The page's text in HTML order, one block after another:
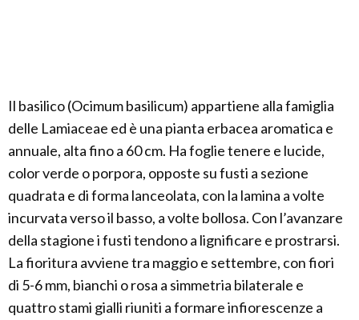
Il basilico (Ocimum basilicum) appartiene alla famiglia
delle Lamiaceae ed è una pianta erbacea aromatica e
annuale, alta fino a 60 cm. Ha foglie tenere e lucide,
color verde o porpora, opposte su fusti a sezione
quadrata e di forma lanceolata, con la lamina a volte
incurvata verso il basso, a volte bollosa. Con l’avanzare
della stagione i fusti tendono a lignificare e prostrarsi.
La fioritura avviene tra maggio e settembre, con fiori
di 5-6 mm, bianchi o rosa a simmetria bilaterale e
quattro stami gialli riuniti a formare infiorescenze a